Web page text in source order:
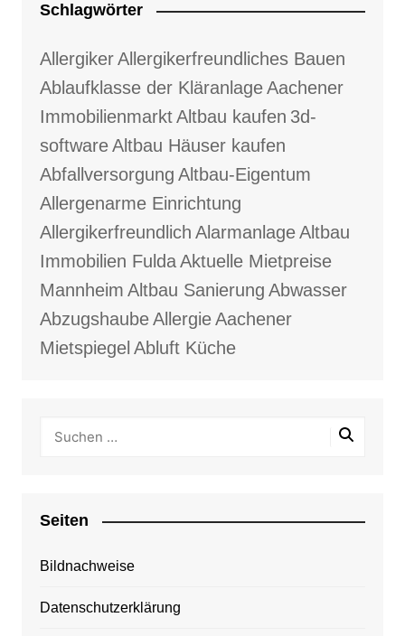
Schlagwörter
AllergikerAllergikerfreundliches Bauen
Ablaufklasse der KläranlageAachener
ImmobilienmarktAltbau kaufen 3d-
softwareAltbau Häuser kaufen
Abfallversorgung Altbau-Eigentum
Allergenarme Einrichtung
Allergikerfreundlich AlarmanlageAltbau
Immobilien FuldaAktuelle Mietpreise
Mannheim Altbau Sanierung Abwasser
AbzugshaubeAllergieAachener
Mietspiegel Abluft Küche
Seiten
Bildnachweise
Datenschutzerklärung